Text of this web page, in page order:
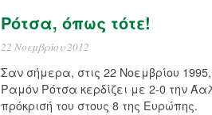
Ρότσα, όπως τότε!
22 Νοεμβρίου 2012
Σαν σήμερα, στις 22 Νοεμβρίου
Ραμόν Ρότσα κερδίζει με 2-0 την
πρόκρισή του στους 8 της Ευρώπης.